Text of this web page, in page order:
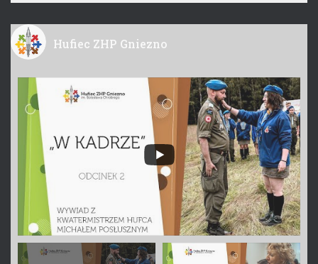
Hufiec ZHP Gniezno